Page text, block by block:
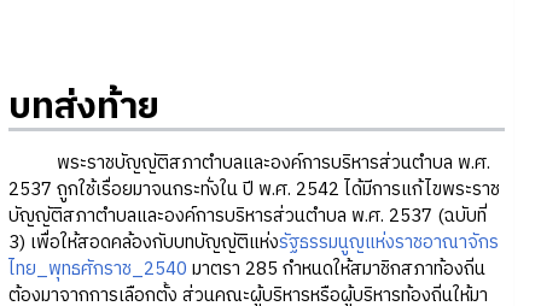
บทส่งท้าย
พระราชบัญญัติสภาตำบลและองค์การบริหารส่วนตำบล พ.ศ.
2537 ถูกใช้เรื่อยมาจนกระทั่งใน ปี พ.ศ. 2542 ได้มีการแก้ไขพระราช
บัญญัติสภาตำบลและองค์การบริหารส่วนตำบล พ.ศ. 2537 (ฉบับที่
3) เพื่อให้สอดคล้องกับบทบัญญัติแห่งรัฐธรรมนูญแห่งราชอาณาจักร
ไทย_พุทธศักราช_2540 มาตรา 285 กำหนดให้สมาชิกสภาท้องถิ่น
ต้องมาจากการเลือกตั้ง ส่วนคณะผู้บริหารหรือผู้บริหารท้องถิ่นให้มา